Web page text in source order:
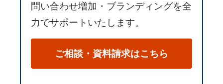
問い合わせ増加・ブランディングを全
力でサポートいたします。
ご相談・資料請求はこちら